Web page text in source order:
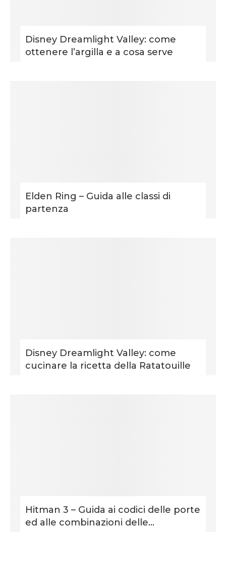
Disney Dreamlight Valley: come
ottenere l’argilla e a cosa serve
Elden Ring – Guida alle classi di
partenza
Disney Dreamlight Valley: come
cucinare la ricetta della Ratatouille
Hitman 3 – Guida ai codici delle porte
ed alle combinazioni delle...